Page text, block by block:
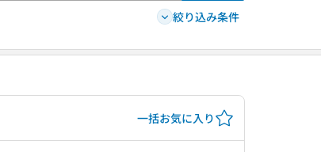
絞り込み条件
一括お気に入り